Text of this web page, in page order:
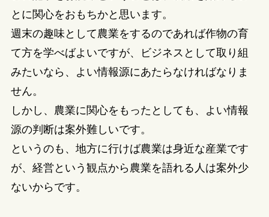
とに関心をおもちかと思います。
週末の趣味として農業をするのであれば作物の育
て方を学べばよいですが、ビジネスとして取り組
みたいなら、よい情報源にあたらなければなりま
せん。
しかし、農業に関心をもったとしても、よい情報
源の判断は案外難しいです。
というのも、地方に行けば農業は身近な産業です
が、経営という観点から農業を語れる人は案外少
ないからです。